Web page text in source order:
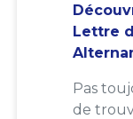
Lettre
Pas
de